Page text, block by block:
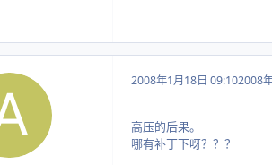
2008年1月18日 09:102008
高压的后果。
哪有补丁下呀？？？